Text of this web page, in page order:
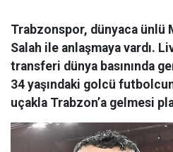
Trabzonspor, dünyaca ünlü
Salah ile anlaşmaya vardı.
transferi dünya basınında
34 yaşındaki golcü
uçakla Trabzon’a gelmesi